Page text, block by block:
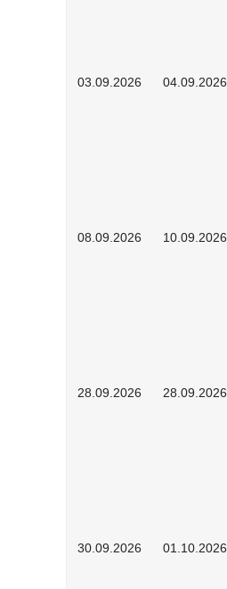
03.09.2026 04.09.2026
08.09.2026 10.09.2026
28.09.2026 28.09.2026
30.09.2026 01.10.2026